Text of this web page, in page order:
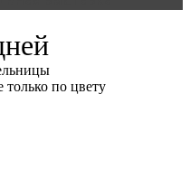
по цвету